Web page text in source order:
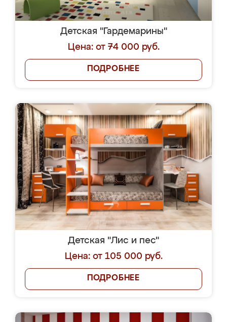
Детская "Гардемарины"
Цена: от 74 000 руб.
ПОДРОБНЕЕ
Детская "Лис и пес"
Цена: от 105 000 руб.
ПОДРОБНЕЕ